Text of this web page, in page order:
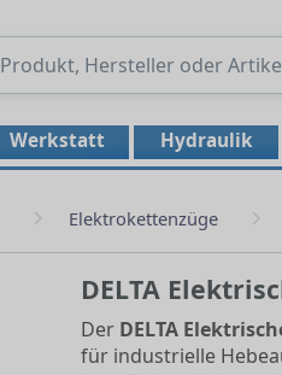
Produkte
Werkstatt Hydraulik
Elektrokettenzüge
DELTA
Der DELTA
für industrielle